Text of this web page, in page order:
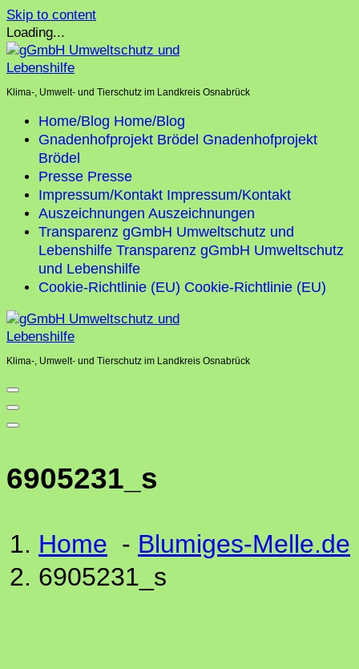
Skip to content
Loading...
Klima-, Umwelt- und Tierschutz im Landkreis Osnabrück
Home/Blog Home/Blog
Gnadenhofprojekt Brödel Gnadenhofprojekt
Brödel
Presse Presse
Impressum/Kontakt Impressum/Kontakt
Auszeichnungen Auszeichnungen
Transparenz gGmbH Umweltschutz und
Lebenshilfe Transparenz gGmbH Umweltschutz
und Lebenshilfe
Cookie-Richtlinie (EU) Cookie-Richtlinie (EU)
Klima-, Umwelt- und Tierschutz im Landkreis Osnabrück
6905231_s
Home - Blumiges-Melle.de
6905231_s